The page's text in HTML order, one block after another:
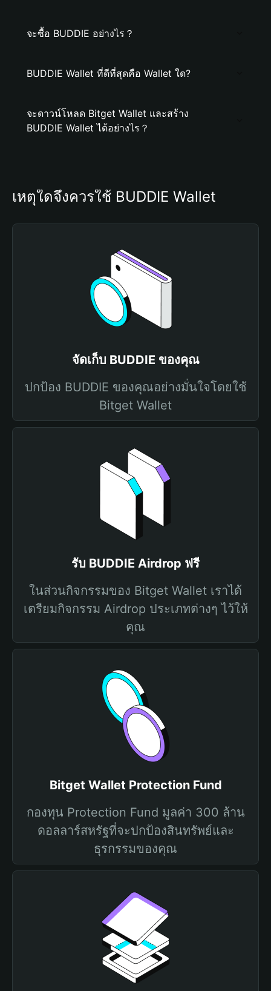
จะซื้อ BUDDIE อย่างไร？
BUDDIE Wallet ที่ดีที่สุดคือ Wallet ใด?
จะดาวน์โหลด Bitget Wallet และสร้าง
BUDDIE Wallet ได้อย่างไร？
เหตุใดจึงควรใช้ BUDDIE Wallet
จัดเก็บ BUDDIE ของคุณ
ปกป้อง BUDDIE ของคุณอย่างมั่นใจโดยใช้
Bitget Wallet
รับ BUDDIE Airdrop ฟรี
ในส่วนกิจกรรมของ Bitget Wallet เราได้
เตรียมกิจกรรม Airdrop ประเภทต่างๆ ไว้ให้
คุณ
Bitget Wallet Protection Fund
กองทุน Protection Fund มูลค่า 300 ล้าน
ดอลลาร์สหรัฐที่จะปกป้องสินทรัพย์และ
ธุรกรรมของคุณ